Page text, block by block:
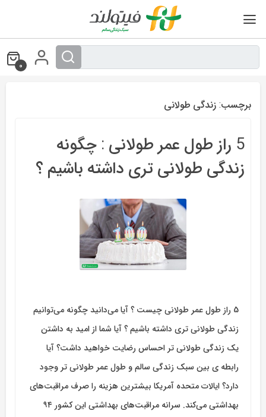
0
برچسب: زندگی طولانی
5 راز طول عمر طولانی : چگونه
زندگی طولانی تری داشته باشیم ؟
5 راز طول عمر طولانی چیست ؟ آیا می‌دانید چگونه می‌توانیم
زندگی طولانی تری داشته باشیم ؟ آیا شما از امید به داشتن
یک زندگی طولانی تر احساس رضایت خواهید داشت؟‌ آیا
رابطه ی بین سبک زندگی سالم و طول عمر طولانی تر وجود
دارد؟‌ ایالات متحده آمریکا بیشترین هزینه را صرف مراقبت‌های
بهداشتی می‌کند. سرانه مراقبت‌های بهداشتی این کشور ۹۴